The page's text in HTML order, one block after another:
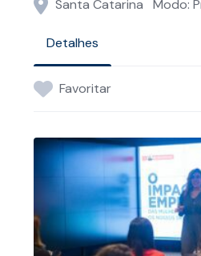
Santa Catarina Modo:
Detalhes
Favoritar